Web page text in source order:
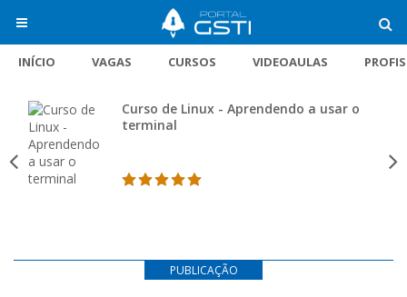
INÍCIO VAGAS CURSOS VIDEOAULAS
Curso de Linux - Aprendendo a usar o
terminal
PUBLICAÇÃO